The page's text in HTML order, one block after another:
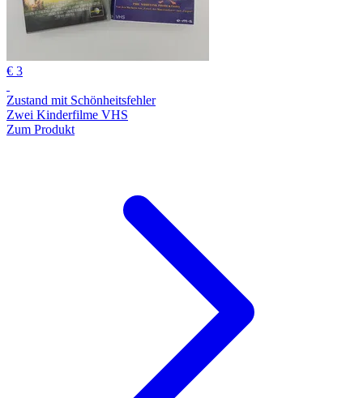
€ 3
Zustand mit Schönheitsfehler
Zwei Kinderfilme VHS
Zum Produkt